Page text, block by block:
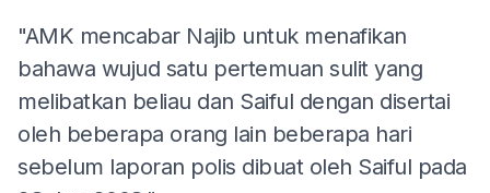
"AMK mencabar Najib untuk menafikan
bahawa wujud satu pertemuan sulit yang
melibatkan beliau dan Saiful dengan disertai
oleh beberapa orang lain beberapa hari
sebelum laporan polis dibuat oleh Saiful pada